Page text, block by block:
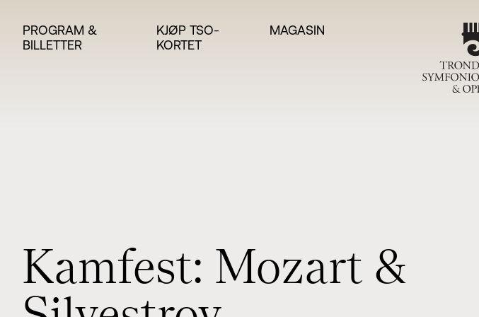
PROGRAM &
BILLETTER
KJØP TSO-
KORTET
MAGASIN
Kamfest: Mozart &